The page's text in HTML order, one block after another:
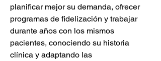
planificar mejor su demanda, ofrecer
programas de fidelización y trabajar
durante años con los mismos
pacientes, conociendo su historia
clínica y adaptando las